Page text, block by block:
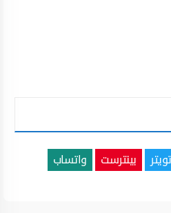
تويتر بينترست
واتساب